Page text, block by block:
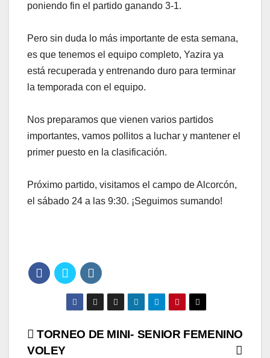
poniendo fin el partido ganando 3-1.
Pero sin duda lo más importante de esta semana,
es que tenemos el equipo completo, Yazira ya
está recuperada y entrenando duro para terminar
la temporada con el equipo.
Nos preparamos que vienen varios partidos
importantes, vamos pollitos a luchar y mantener el
primer puesto en la clasificación.
Próximo partido, visitamos el campo de Alcorcón,
el sábado 24 a las 9:30. ¡Seguimos sumando!
Navegación SENIOR FEMENINO
TORNEO DE MINI-
VOLEY